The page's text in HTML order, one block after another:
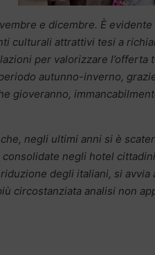
e dicembre. È evidente
culturali attrattivi tesi a
per valorizzare l’offerta
autunno-inverno,
gioveranno,
negli ultimi anni si è
negli hotel
degli italiani, si avvia
circostanziata analisi non